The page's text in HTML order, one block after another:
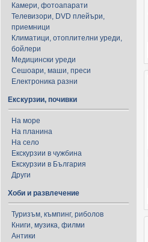
Камери, фотоапарати
Телевизори, DVD плейъри,
приемници
Климатици, отоплителни уреди,
бойлери
Медицински уреди
Сешоари, маши, преси
Електроника разни
Екскурзии, почивки
На море
На планина
На село
Екскурзии в чужбина
Екскурзии в България
Други
Хоби и развлечение
Туризъм, къмпинг, риболов
Книги, музика, филми
Антики